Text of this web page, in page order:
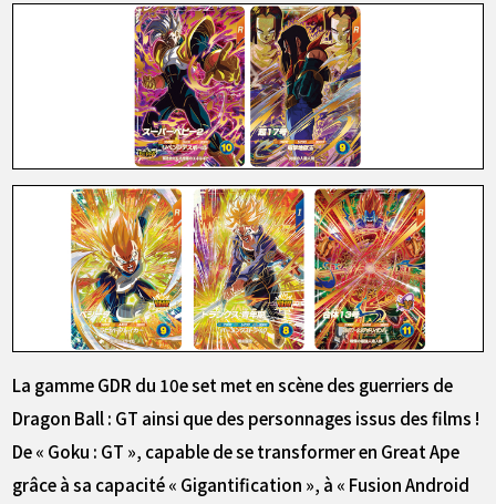
La gamme GDR du 10e set met en scène des guerriers de
Dragon Ball : GT ainsi que des personnages issus des films !
De « Goku : GT », capable de se transformer en Great Ape
grâce à sa capacité « Gigantification », à « Fusion Android